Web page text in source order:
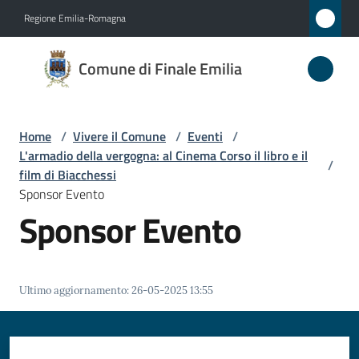
Regione Emilia-Romagna
Comune di Finale Emilia
Comune
di
Emilia
Amministrazione
Novità
Servizi
Home / Vivere il Comune / Eventi /
L'armadio della vergogna: al Cinema Corso il libro e il
film di Biacchessi
/
Sponsor Evento
Sponsor Evento
Ultimo aggiornamento:26-05-2025 13:55